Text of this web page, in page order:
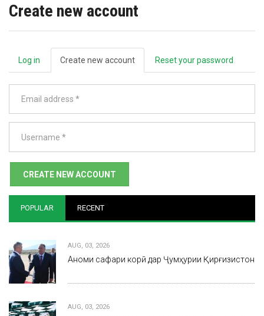
Create new account
Primary
tabs
Log in Create new account (active
tab)
Reset your password
CREATE NEW ACCOUNT
POPULAR RECENT
AUG, 03, 2026
Анҷоми сафари корӣ дар Ҷумҳурии Қирғизистон
AUG, 03, 2026